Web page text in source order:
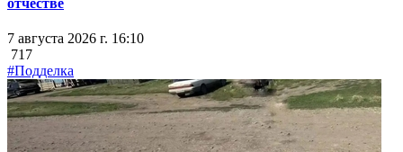
7 августа 2026 г. 16:10
717
#Подделка